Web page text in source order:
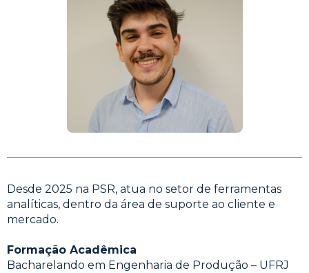
Desde 2025 na PSR, atua no setor de ferramentas
analíticas, dentro da área de suporte ao cliente e
mercado.
Formação Acadêmica
Bacharelando em Engenharia de Produção – UFRJ